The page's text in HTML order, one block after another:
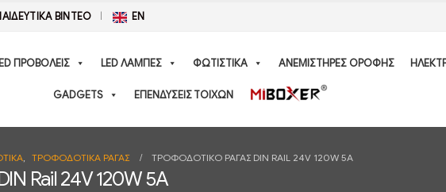
ΒΙΝΤΕΟ EN
ΠΡΟΒΟΛΕΙΣ LED ΛΑΜΠΕΣ ΦΩΤΙΣΤΙΚΑ ΑΝΕΜΙΣΤΗΡΕΣ ΟΡΟΦΗΣ
GADGETS ΕΠΕΝΔΥΣΕΙΣ ΤΟΙΧΩΝ
, ΤΡΟΦΟΔΟΤΙΚΑ ΡΑΓΑΣ ΤΡΟΦΟΔΟΤΙΚΌ ΡΆΓΑΣ DIN RAIL 24V 120W 5A
Rail 24V 120W 5A